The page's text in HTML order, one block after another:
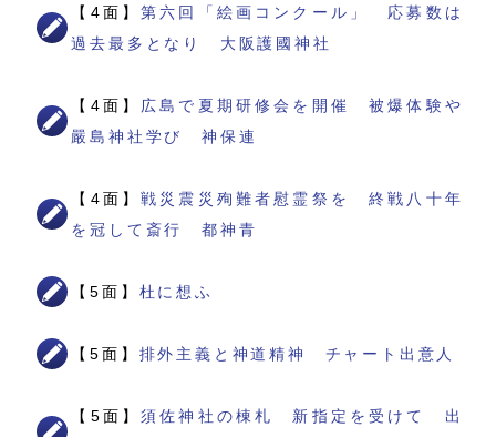
【4面】第六回「絵画コンクール」 応募数は
過去最多となり 大阪護國神社
【4面】 広島で夏期研修会を開催 被爆体験や
嚴島神社学び 神保連
【4面】戦災震災殉難者慰霊祭を 終戦八十年
を冠して斎行 都神青
【5面】 杜に想ふ
【5面】 排外主義と神道精神 チャート出意人
【5面】須佐神社の棟札 新指定を受けて 出